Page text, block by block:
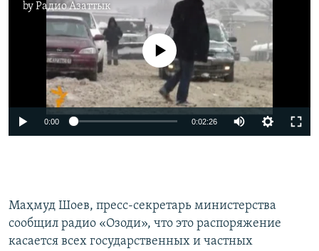
byРадио Азаттык
No media source currently available
0:00 0:02:26
Маҳмуд Шоев, пресс-секретарь министерства
сообщил радио «Озоди», что это распоряжение
касается всех государственных и частных